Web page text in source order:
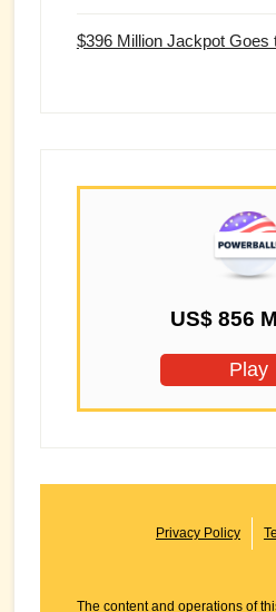
$396 Million Jackpot Goes
US$ 856
Play
Privacy Policy
The content and operations of